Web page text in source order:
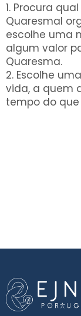
1. Procura
Quaresmal
escolhe uma
algum valor
Quaresma.
2. Escolhe
vida, a quem
tempo do